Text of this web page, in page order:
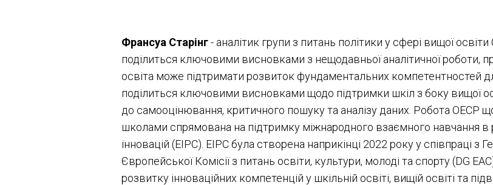
Франсуа Старінг- аналітик групи з питань політики у сфері вищої
поділиться ключовими висновками з нещодавньої аналітичної роботи,
освіта може підтримати розвиток фундаментальних компетентностей
поділиться ключовими висновками щодо підтримки шкіл з боку вищої
до самооцінювання, критичного пошуку та аналізу даних. Робота ОЕСР
школами спрямована на підтримку міжнародного взаємного навчання в
інновацій (EIPC). EIPC була створена наприкінці 2022 року у співпраці
Європейської Комісії з питань освіти, культури, молоді та спорту (DG
розвитку інноваційних компетенцій у шкільній освіті, вищій освіті та